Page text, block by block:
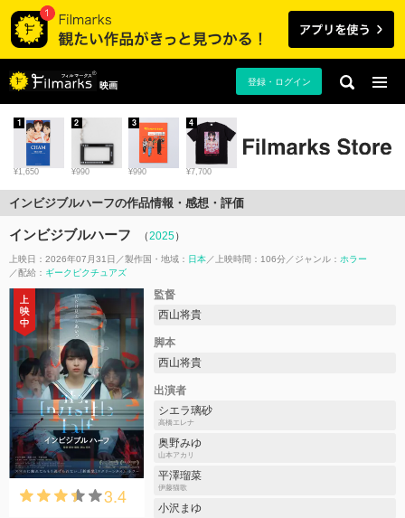
映画 登録・ログイン
¥1,650
1
¥990
2
¥990
3
¥7,700
4
インビジブルハーフの作品情報・感想・評価
インビジブルハーフ （2025）
上映日：2026年07月31日 製作国・地域： 日本 上映時間：106分 ジャンル： ホラー
配給： ギークピクチュアズ
3.4
監督
西山将貴
脚本
西山将貴
出演者
シエラ璃砂
⾼橋エレナ
奥野みゆ
⼭本アカリ
平澤瑠菜
伊藤猫歌
小沢まゆ